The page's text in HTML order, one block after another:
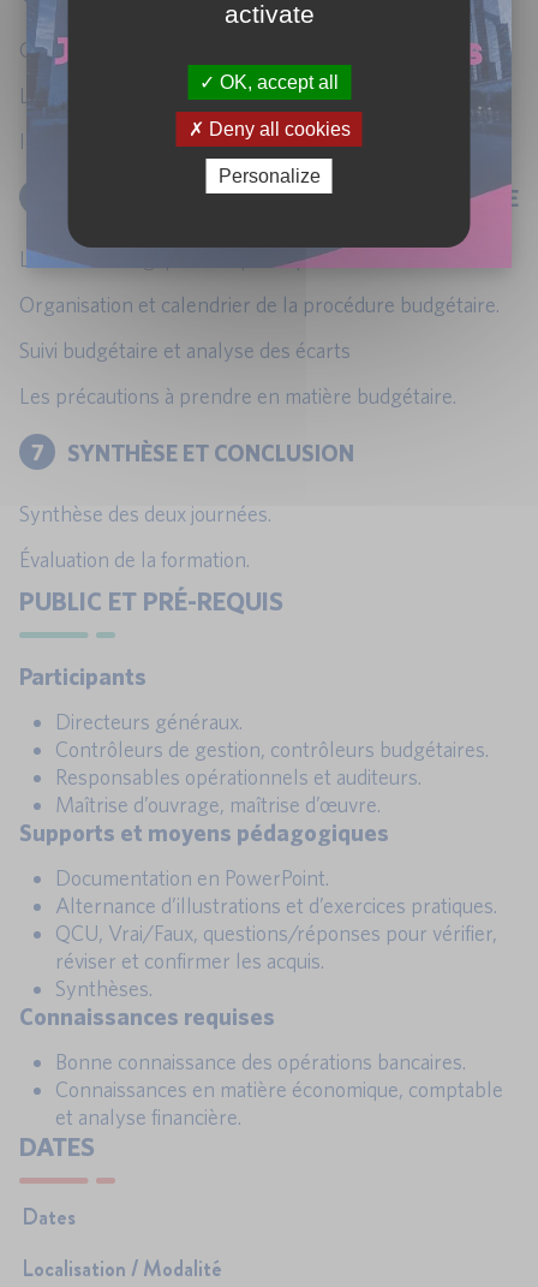
Objectifs
Les différents types de tableaux de bord
Indicateurs d’activité et de performance
PLAN, BUDGET ET CONTROLE BUDGETAIRE
Le Plan stratégique et le plan opérationnel
Organisation et calendrier de la procédure budgétaire.
Suivi budgétaire et analyse des écarts
Les précautions à prendre en matière budgétaire.
7 SYNTHÈSE ET CONCLUSION
Synthèse des deux journées.
Évaluation de la formation.
PUBLIC ET PRÉ-REQUIS
Participants
Directeurs généraux.
Contrôleurs de gestion, contrôleurs budgétaires.
Responsables opérationnels et auditeurs.
Maîtrise d’ouvrage, maîtrise d’œuvre.
Supports et moyens pédagogiques
Documentation en PowerPoint.
Alternance d’illustrations et d’exercices pratiques.
QCU, Vrai/Faux, questions/réponses pour vérifier,
réviser et confirmer les acquis.
Synthèses.
Connaissances requises
Bonne connaissance des opérations bancaires.
Connaissances en matière économique, comptable
et analyse financière.
DATES
Dates
Localisation / Modalité
activate
OK, accept all
Deny all cookies
Personalize